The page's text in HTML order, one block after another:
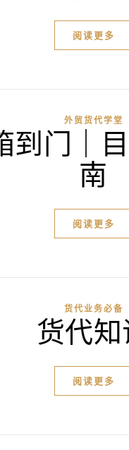
阅读更多
外贸货代学堂
到门｜
南
阅读更多
货代业务必备
货代知
阅读更多